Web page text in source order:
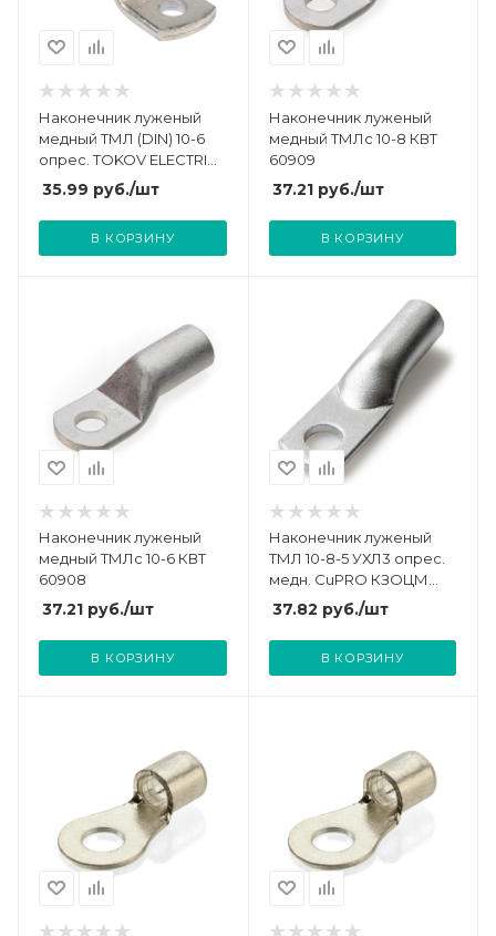
Наконечник луженый
медный ТМЛ (DIN) 10-6
опрес. TOKOV ELECTRIC
TKE-TML-DIN-10-6
35.99 руб./шт
В КОРЗИНУ
Наконечник луженый
медный ТМЛс 10-8 КВТ
60909
37.21руб./шт
В КОРЗИНУ
Наконечник луженый
медный ТМЛс 10-6 КВТ
60908
37.21 руб./шт
В КОРЗИНУ
Наконечник луженый
ТМЛ 10-8-5 УХЛ3 опрес.
медн. CuPRO КЗОЦМ
55738
37.82 руб./шт
В КОРЗИНУ